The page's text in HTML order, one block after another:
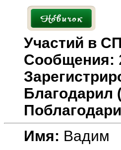
Участий в
Сообщения:
Благодарил
Имя: Вадим